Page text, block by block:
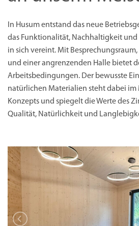
In Husum entstand das neue
das Funktionalität, Nachhaltigkeit
in sich vereint. Mit
und einer angrenzenden Halle bietet
Arbeitsbedingungen. Der bewusste
natürlichen Materialien steht dabei
Konzepts und spiegelt die Werte des
Qualität, Natürlichkeit und